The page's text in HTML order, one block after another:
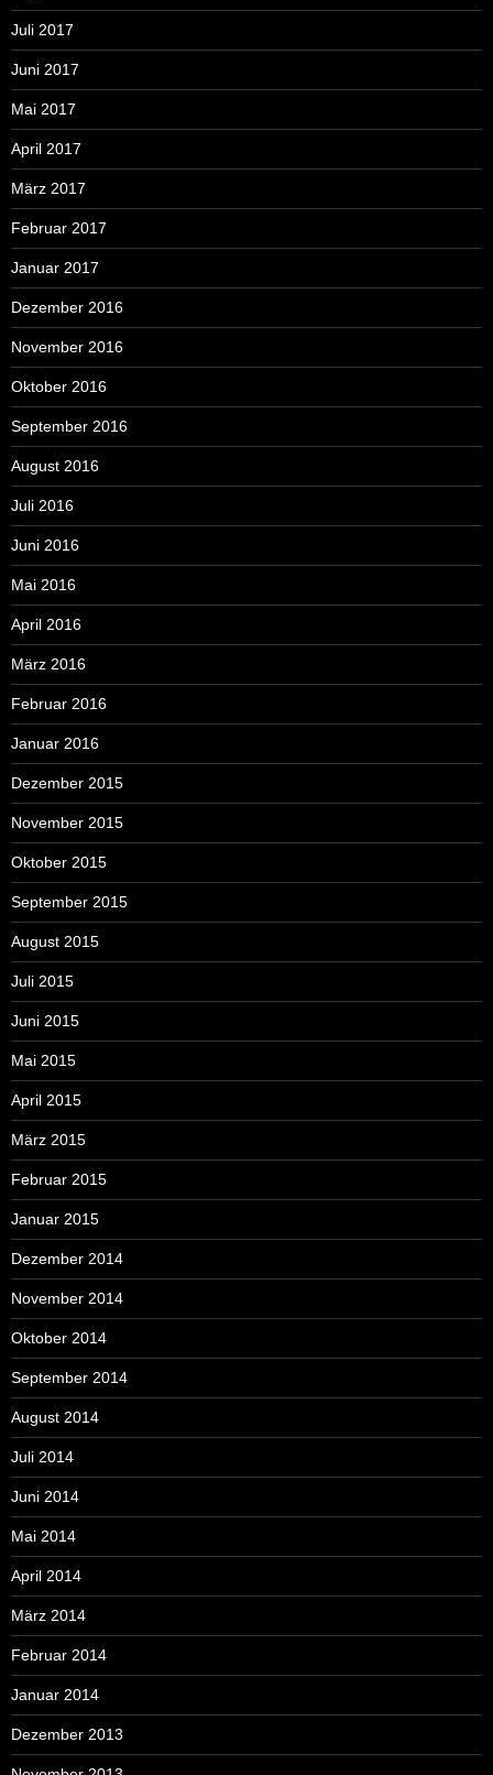
Juli 2017
Juni 2017
Mai 2017
April 2017
März 2017
Februar 2017
Januar 2017
Dezember 2016
November 2016
Oktober 2016
September 2016
August 2016
Juli 2016
Juni 2016
Mai 2016
April 2016
März 2016
Februar 2016
Januar 2016
Dezember 2015
November 2015
Oktober 2015
September 2015
August 2015
Juli 2015
Juni 2015
Mai 2015
April 2015
März 2015
Februar 2015
Januar 2015
Dezember 2014
November 2014
Oktober 2014
September 2014
August 2014
Juli 2014
Juni 2014
Mai 2014
April 2014
März 2014
Februar 2014
Januar 2014
Dezember 2013